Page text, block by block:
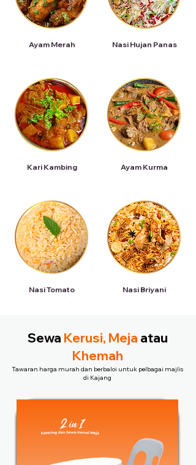
Ayam Merah
Kari Kambing
Nasi Tomato
Nasi Hujan Panas
Ayam Kurma
Nasi Briyani
Sewa Kerusi, Meja atau
Khemah
Tawaran harga murah dan berbaloi untuk pelbagai majlis
di Kajang